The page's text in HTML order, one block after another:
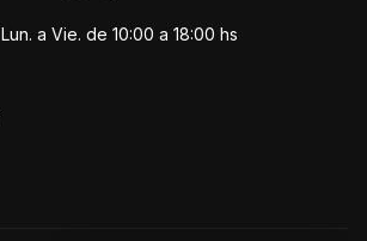
Lun. a Vie. de 10:00 a 18:00 hs